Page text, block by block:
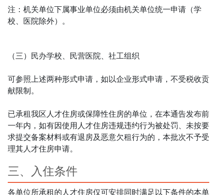
注：机关单位下属事业单位必须由机关单位统一申请（学
校、医院除外）。
（三）民办学校、民营医院、社工组织
可参照上述两种形式申请，如以企业形式申请，不受税收贡
献限制。
已承租我区人才住房或保障性住房的单位，在本通告发布前
一年内，如有因使用人才住房违规违约行为被处罚、未按要
求提交备案材料或有退房及恶意欠租行为的，本批次不予受
理其人才住房申请。
三、入住条件
各单位所承租的人才住房仅可安排同时满足以下条件的本单